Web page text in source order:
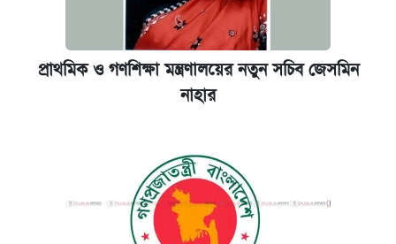
প্রাথমিক ও গণশিক্ষা মন্ত্রণালয়ের নতুন সচিব জেসমিন
নাহার